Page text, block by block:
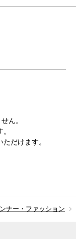
ん。
だけます。
ナー・ファッション